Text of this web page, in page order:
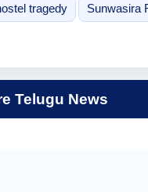
tragedy Sunwasira
Telugu News